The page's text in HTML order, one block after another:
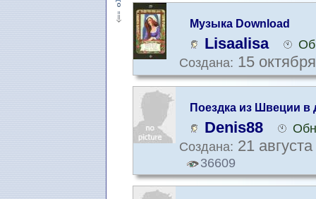
Музыка Download
Lisaalisa
Создана: 15
Поездка из Швеции в
условиях пандемии
Denis88
Создана: 21
36609